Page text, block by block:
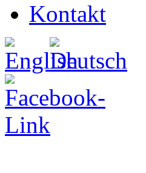
Kontakt